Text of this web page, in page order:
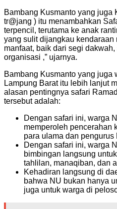
Bambang Kusmanto yang juga
tr@jang ) itu menambahkan
terpencil, terutama ke anak
yang sulit dijangkau
manfaat, baik dari segi
organisasi ,” ujarnya.
Bambang Kusmanto yang juga
Lampung Barat itu lebih lanjut
alasan pentingnya safari
tersebut adalah:
Dengan safari ini, warga
memperoleh pencerahan
para ulama dan pengurus
Dengan safari ini, warga
bimbingan langsung
tahlilan, manaqiban, dan
Kehadiran langsung di
bahwa NU bukan hanya
juga untuk warga di